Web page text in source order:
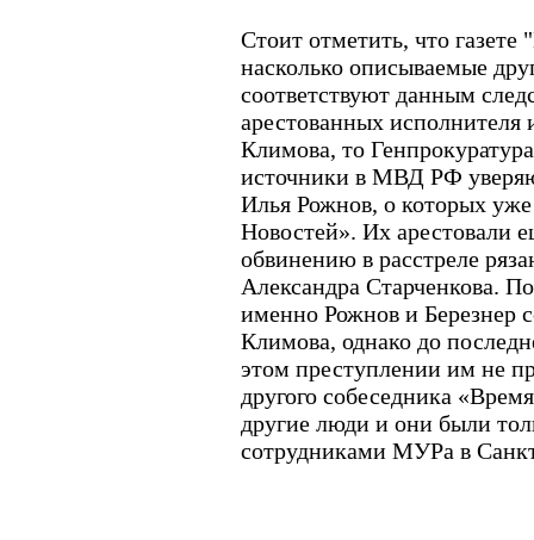
Стоит отметить, что
насколько описываемые
соответствуют данным
арестованных исполнителя
Климова, то
источники в МВД РФ
Илья Рожнов, о которых уже
Новостей». Их арестовали
обвинению в расстреле
Александра Старченкова.
именно Рожнов и Березнер
Климова, однако до
этом преступлении им не
другого собеседника
другие люди и они были
сотрудниками МУРа в